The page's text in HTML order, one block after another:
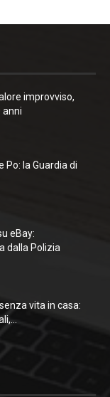
improvviso,
anni
Po: la Guardia di
eBay:
dalla Polizia
vita in casa: